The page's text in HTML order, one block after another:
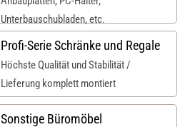
Unterbauschubladen, etc.
Profi-Serie Schränke und Regale
Höchste Qualität und Stabilität /
Lieferung komplett montiert
Sonstige Büromöbel